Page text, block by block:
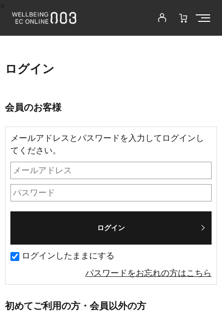
ログイン
会員のお客様
メールアドレスとパスワードを入力してログインし
てください。
ログインしたままにする
パスワードをお忘れの方はこちら
初めてご利用の方・会員以外の方